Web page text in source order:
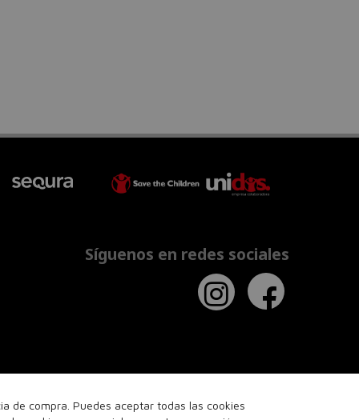
de compra. Puedes aceptar todas las cookies
Síguenos en redes sociales